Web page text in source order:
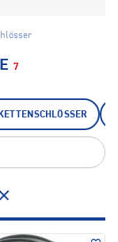
7
KETTENSCHLÖSSER